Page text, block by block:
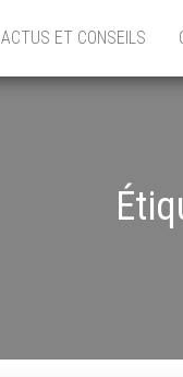
ACTUS ET CONSEILS